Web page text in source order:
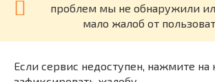
проблем мы не обнаружили
мало жалоб от
Если сервис недоступен, нажмите на